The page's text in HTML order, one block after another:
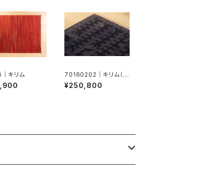
キリム
70160202｜キリム（ド
ホク）
¥250,800